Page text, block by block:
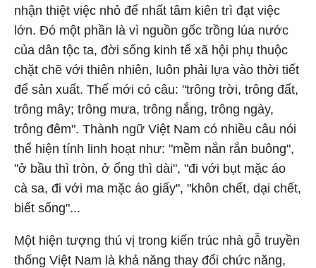
nhận thiệt việc nhỏ để nhất tâm kiên trì đạt việc
lớn. Đó một phần là vì nguồn gốc trồng lúa nước
của dân tộc ta, đời sống kinh tế xã hội phụ thuộc
chặt chẽ với thiên nhiên, luôn phải lựa vào thời tiết
để sản xuất. Thế mới có câu: "trông trời, trông đất,
trông mây; trông mưa, trông nắng, trông ngày,
trông đêm". Thành ngữ Việt Nam có nhiều câu nói
thể hiện tính linh hoạt như: "mềm nắn rắn buông",
"ở bầu thì tròn, ở ống thì dài", "đi với bụt mặc áo
cà sa, đi với ma mặc áo giấy", "khôn chết, dại chết,
biết sống"...
Một hiện tượng thú vị trong kiến trúc nhà gỗ truyền
thống Việt Nam là khả năng thay đổi chức năng,